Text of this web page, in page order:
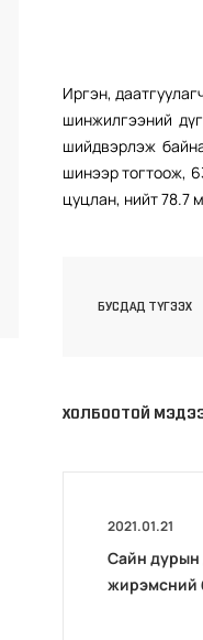
Иргэн,
шинжилгээний
шийдвэрлэж
шинээр тогтоож,
цуцлан, нийт 78.7
БУСДАД ТҮГЭЭХ
ХОЛБООТОЙ
2021.01.21
Сайн дурын
жирэмсний